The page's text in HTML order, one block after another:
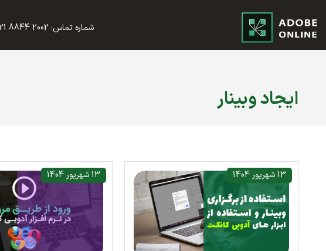
شماره تماس؛ 2002 8844 021 - 0466 9107 021
ایجاد وبینار
13 شهریور 1404 13 شهریور 1404